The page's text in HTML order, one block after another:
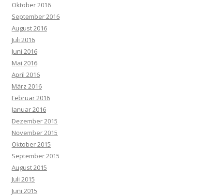
Oktober 2016
September 2016
August 2016
Juli 2016
Juni 2016
Mai 2016
April 2016
März 2016
Februar 2016
Januar 2016
Dezember 2015
November 2015
Oktober 2015
September 2015
August 2015
Juli 2015
Juni 2015